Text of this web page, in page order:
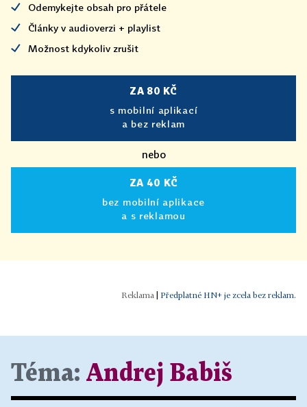
Odemykejte obsah pro přátele
Články v audioverzi + playlist
Možnost kdykoliv zrušit
ZA 80 KČ
s mobilní aplikací
a bez reklam
nebo
ZA 40 KČ
bez mobilní aplikace
a s reklamou
| Předplatné HN+ je zcela bez reklam.
Téma: Andrej Babiš